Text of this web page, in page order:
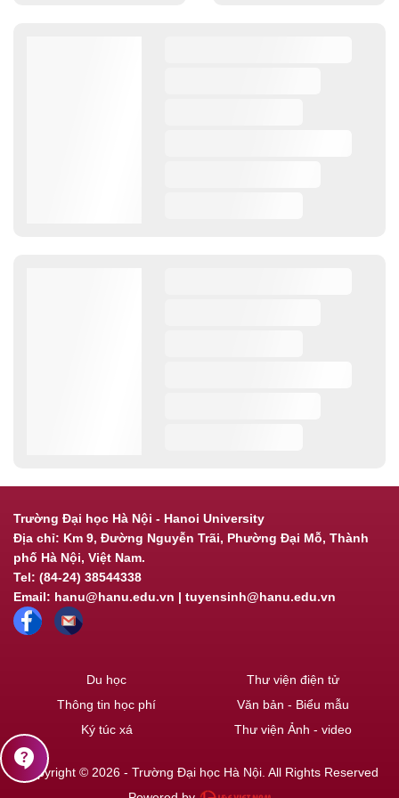
Trường Đại học Hà Nội - Hanoi University
Địa chỉ: Km 9, Đường Nguyễn Trãi, Phường Đại Mỗ, Thành
phố Hà Nội, Việt Nam.
Tel: (84-24) 38544338
Email: hanu@hanu.edu.vn | tuyensinh@hanu.edu.vn
Du học
Thông tin học phí
Ký túc xá
Thư viện điện tử
Văn bản - Biểu mẫu
Thư viện Ảnh - video
Copyright © 2026 - Trường Đại học Hà Nội. All Rights Reserved
contact_support